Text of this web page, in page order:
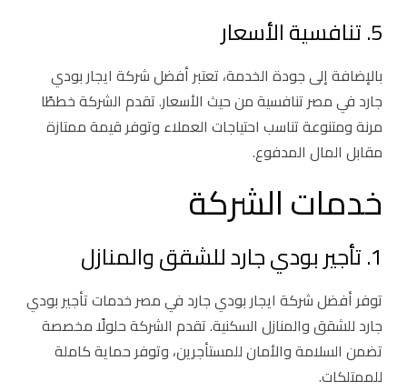
5. تنافسية الأسعار
بالإضافة إلى جودة الخدمة، تعتبر أفضل شركة ايجار بودي
جارد في مصر تنافسية من حيث الأسعار. تقدم الشركة خططًا
مرنة ومتنوعة تناسب احتياجات العملاء وتوفر قيمة ممتازة
مقابل المال المدفوع.
خدمات الشركة
1. تأجير بودي جارد للشقق والمنازل
توفر أفضل شركة ايجار بودي جارد في مصر خدمات تأجير بودي
جارد للشقق والمنازل السكنية. تقدم الشركة حلولًا مخصصة
تضمن السلامة والأمان للمستأجرين، وتوفر حماية كاملة
للممتلكات.